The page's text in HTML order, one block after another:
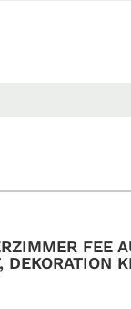
FEE
DEKORATION